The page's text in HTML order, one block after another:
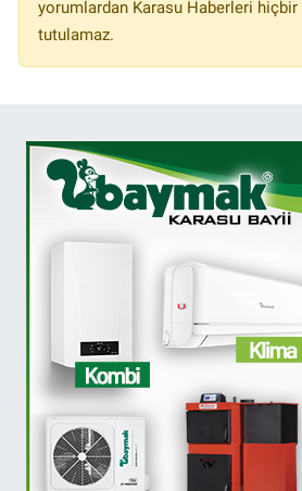
yorumlardan Karasu Haberleri
tutulamaz.